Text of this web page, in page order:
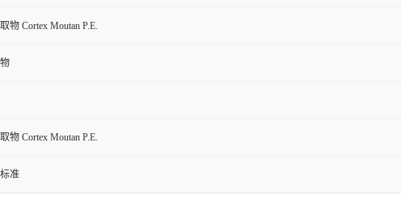
物 Cortex Moutan P.E.
物 Cortex Moutan P.E.
准